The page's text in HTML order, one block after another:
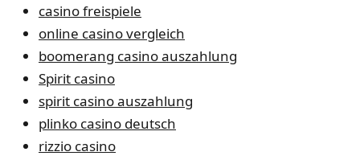
casino freispiele
online casino vergleich
boomerang casino auszahlung
Spirit casino
spirit casino auszahlung
plinko casino deutsch
rizzio casino